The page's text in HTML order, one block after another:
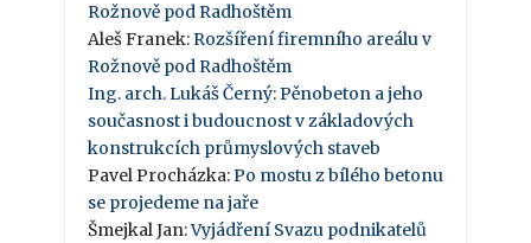
Rožnově pod Radhoštěm
Aleš Franek:Rozšíření firemního areálu v
Rožnově pod Radhoštěm
Ing. arch. Lukáš Černý:Pěnobeton a jeho
současnost i budoucnost v základových
konstrukcích průmyslových staveb
Pavel Procházka:Po mostu z bílého betonu
se projedeme na jaře
Šmejkal Jan:Vyjádření Svazu podnikatelů